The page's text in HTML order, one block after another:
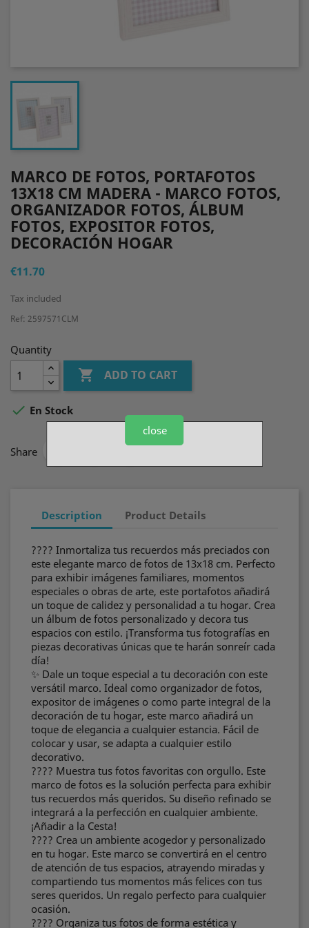
MARCO DE FOTOS, PORTAFOTOS
13X18 CM MADERA - MARCO FOTOS,
ORGANIZADOR FOTOS, ÁLBUM
FOTOS, EXPOSITOR FOTOS,
DECORACIÓN HOGAR
€11.70
Tax included
Ref: 2597571CLM
Quantity
 ADD TO CART
 En Stock
Share
Description Product Details
????️ Inmortaliza tus recuerdos más preciados con
este elegante marco de fotos de 13x18 cm. Perfecto
para exhibir imágenes familiares, momentos
especiales o obras de arte, este portafotos añadirá
un toque de calidez y personalidad a tu hogar. Crea
un álbum de fotos personalizado y decora tus
espacios con estilo. ¡Transforma tus fotografías en
piezas decorativas únicas que te harán sonreír cada
día!
✨ Dale un toque especial a tu decoración con este
versátil marco. Ideal como organizador de fotos,
expositor de imágenes o como parte integral de la
decoración de tu hogar, este marco añadirá un
toque de elegancia a cualquier estancia. Fácil de
colocar y usar, se adapta a cualquier estilo
decorativo.
???? Muestra tus fotos favoritas con orgullo. Este
marco de fotos es la solución perfecta para exhibir
tus recuerdos más queridos. Su diseño refinado se
integrará a la perfección en cualquier ambiente.
¡Añadir a la Cesta!
???? Crea un ambiente acogedor y personalizado
en tu hogar. Este marco se convertirá en el centro
de atención de tus espacios, atrayendo miradas y
compartiendo tus momentos más felices con tus
seres queridos. Un regalo perfecto para cualquier
ocasión.
???? Organiza tus fotos de forma estética y
close